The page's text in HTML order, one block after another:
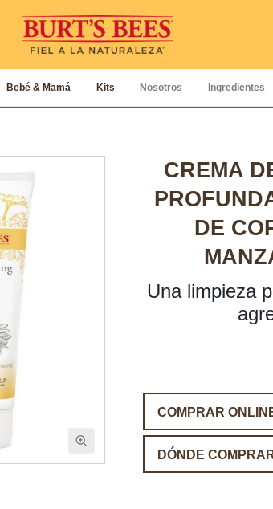
Bebé & Mamá Kits Nosotros Ingredientes
CREMA
DE
Una limpieza
COMPRAR
DÓNDE